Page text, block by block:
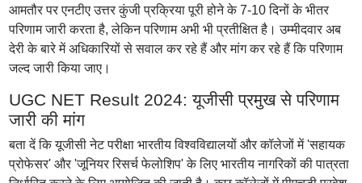
आमतौर पर एनटीए उत्तर कुंजी प्रक्रिया पूरी होने के 7-10 दिनों के भीतर
परिणाम जारी करता है, लेकिन परिणाम अभी भी प्रतीक्षित है। उम्मीदवार अब
देरी के बारे में अधिकारियों से सवाल कर रहे हैं और मांग कर रहे हैं कि परिणाम
जल्द जारी किया जाए।
UGC NET Result 2024: यूजीसी प्रमुख से परिणाम
जारी की मांग
बता दें कि यूजीसी नेट परीक्षा भारतीय विश्वविद्यालयों और कॉलेजों में 'सहायक
प्रोफेसर' और 'जूनियर रिसर्च फेलोशिप' के लिए भारतीय नागरिकों की पात्रता